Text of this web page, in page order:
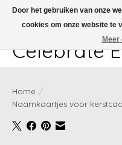
White-glove delivery available at
Celebrate
Home /
Naamkaartjes voor
Door het gebruiken van onze
cookies om onze website te